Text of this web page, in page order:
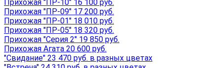
Прихожая "ПР-10" 16 100 руб.
Прихожая "ПР-09" 17 200 руб.
Прихожая "ПР-01" 18 010 руб.
Прихожая "ПР-05" 18 320 руб.
Прихожая "Серия 2" 19 850 руб.
Прихожая Агата 20 600 руб.
"Свидание" 23 470 руб. в разных цветах